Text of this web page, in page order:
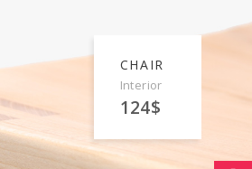
CHAIR
Interior
124$